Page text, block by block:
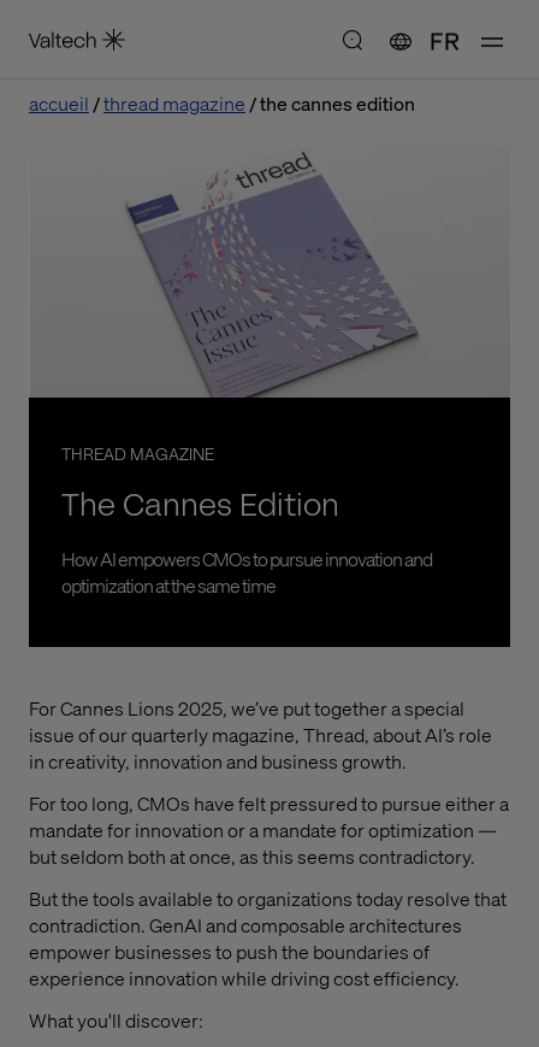
FR
accueil thread magazine the cannes edition
THREAD MAGAZINE
The Cannes Edition
How AI empowers CMOs to pursue innovation and
optimization at the same time
For Cannes Lions 2025, we’ve put together a special
issue of our quarterly magazine, Thread, about AI’s role
in creativity, innovation and business growth.
For too long, CMOs have felt pressured to pursue either a
mandate for innovation or a mandate for optimization —
but seldom both at once, as this seems contradictory.
But the tools available to organizations today resolve that
contradiction. GenAI and composable architectures
empower businesses to push the boundaries of
experience innovation while driving cost efficiency.
What you'll discover: